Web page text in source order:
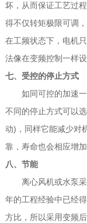
坏，从而保证工艺过
得不仅转矩极限可调
在工频状态下，电机
法像在变频控制一样
七、受控的停止方式
如同可控的加速一
不同的停止方式可以
动)，同样它能减少对
靠，寿命也会相应增加
八、节能
离心风机或水泵采
年的工程经验中已经
方比，所以采用变频